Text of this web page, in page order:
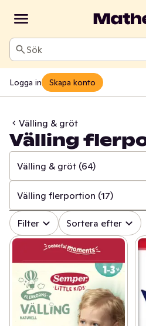
Sök
Logga in Skapa konto
Välling & gröt
Välling
Välling & gröt (64)
✓ Alla (393)
✓ Barnmat (179)
Mjölkersättning (31)
Välling & gröt (64)
✓ Blöjor
✓ Barntillbehör (57)
Välling flerportion (17)
✓ Alla (64)
Välling flerportion
Välling drickfärdig (1)
✓ Gröt flerportion (19)
Filter Sortera efter